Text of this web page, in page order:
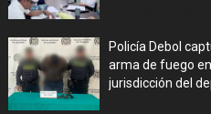
Policía Debol
arma de fuego
jurisdicción del